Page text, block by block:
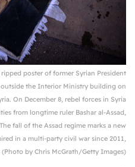
ripped poster of former Syrian President
outside the Interior Ministry building on
On December 8, rebel forces in Syria
from longtime ruler Bashar al-Assad,
fall of the Assad regime marks a new
in a multi-party civil war since 2011,
by Chris McGrath/Getty Images)